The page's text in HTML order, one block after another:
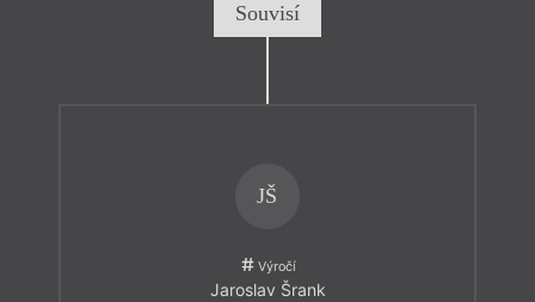
Souvisí
JŠ
Výročí
Jaroslav Šrank